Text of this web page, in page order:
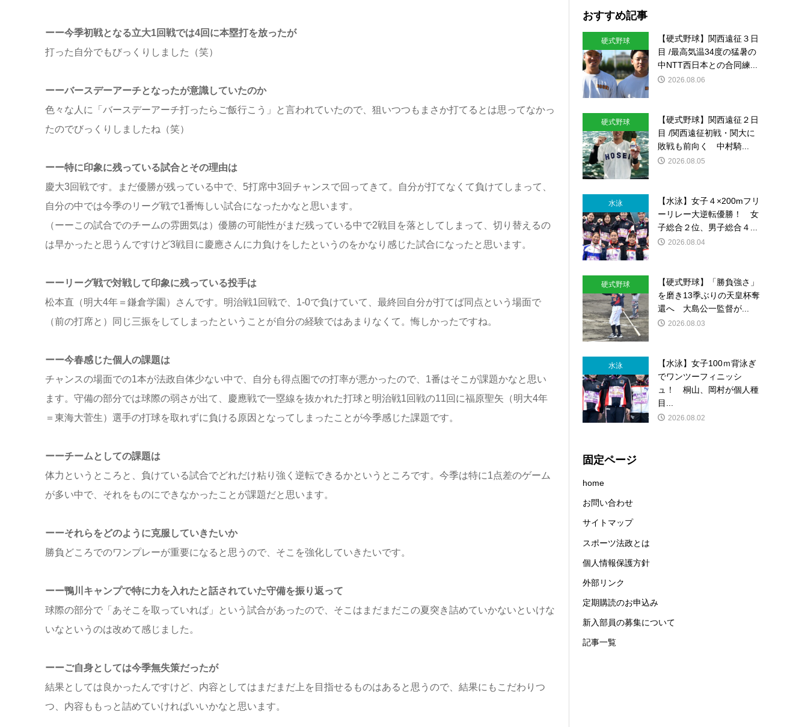
ーー今季初戦となる立大1回戦では4回に本塁打を放ったが
打った自分でもびっくりしました（笑）
ーーバースデーアーチとなったが意識していたのか
色々な人に「バースデーアーチ打ったらご飯行こう」と言われていたので、狙いつつもまさか打てるとは思ってなかっ
たのでびっくりしましたね（笑）
ーー特に印象に残っている試合とその理由は
慶大3回戦です。まだ優勝が残っている中で、5打席中3回チャンスで回ってきて。自分が打てなくて負けてしまって、
自分の中では今季のリーグ戦で1番悔しい試合になったかなと思います。
（ーーこの試合でのチームの雰囲気は）優勝の可能性がまだ残っている中で2戦目を落としてしまって、切り替えるの
は早かったと思うんですけど3戦目に慶應さんに力負けをしたというのをかなり感じた試合になったと思います。
ーーリーグ戦で対戦して印象に残っている投手は
松本直（明大4年＝鎌倉学園）さんです。明治戦1回戦で、1-0で負けていて、最終回自分が打てば同点という場面で
（前の打席と）同じ三振をしてしまったということが自分の経験ではあまりなくて。悔しかったですね。
ーー今春感じた個人の課題は
チャンスの場面での1本が法政自体少ない中で、自分も得点圏での打率が悪かったので、1番はそこが課題かなと思い
ます。守備の部分では球際の弱さが出て、慶應戦で一塁線を抜かれた打球と明治戦1回戦の11回に福原聖矢（明大4年
＝東海大菅生）選手の打球を取れずに負ける原因となってしまったことが今季感じた課題です。
ーーチームとしての課題は
体力というところと、負けている試合でどれだけ粘り強く逆転できるかというところです。今季は特に1点差のゲーム
が多い中で、それをものにできなかったことが課題だと思います。
ーーそれらをどのように克服していきたいか
勝負どころでのワンプレーが重要になると思うので、そこを強化していきたいです。
ーー鴨川キャンプで特に力を入れたと話されていた守備を振り返って
球際の部分で「あそこを取っていれば」という試合があったので、そこはまだまだこの夏突き詰めていかないといけな
いなというのは改めて感じました。
ーーご自身としては今季無失策だったが
結果としては良かったんですけど、内容としてはまだまだ上を目指せるものはあると思うので、結果にもこだわりつ
つ、内容ももっと詰めていければいいかなと思います。
おすすめ記事
硬式野球
【硬式野球】関西遠征３日
目 /最高気温34度の猛暑の
中NTT西日本との合同練...
2026.08.06
硬式野球
【硬式野球】関西遠征２日
目 /関西遠征初戦・関大に
敗戦も前向く 中村騎...
2026.08.05
水泳
【水泳】女子４×200mフリ
ーリレー大逆転優勝！ 女
子総合２位、男子総合４...
2026.08.04
硬式野球
【硬式野球】「勝負強さ」
を磨き13季ぶりの天皇杯奪
還へ 大島公一監督が...
2026.08.03
水泳
【水泳】女子100ｍ背泳ぎ
でワンツーフィニッシ
ュ！ 桐山、岡村が個人種
目...
2026.08.02
固定ページ
home
お問い合わせ
サイトマップ
スポーツ法政とは
個人情報保護方針
外部リンク
定期購読のお申込み
新入部員の募集について
記事一覧